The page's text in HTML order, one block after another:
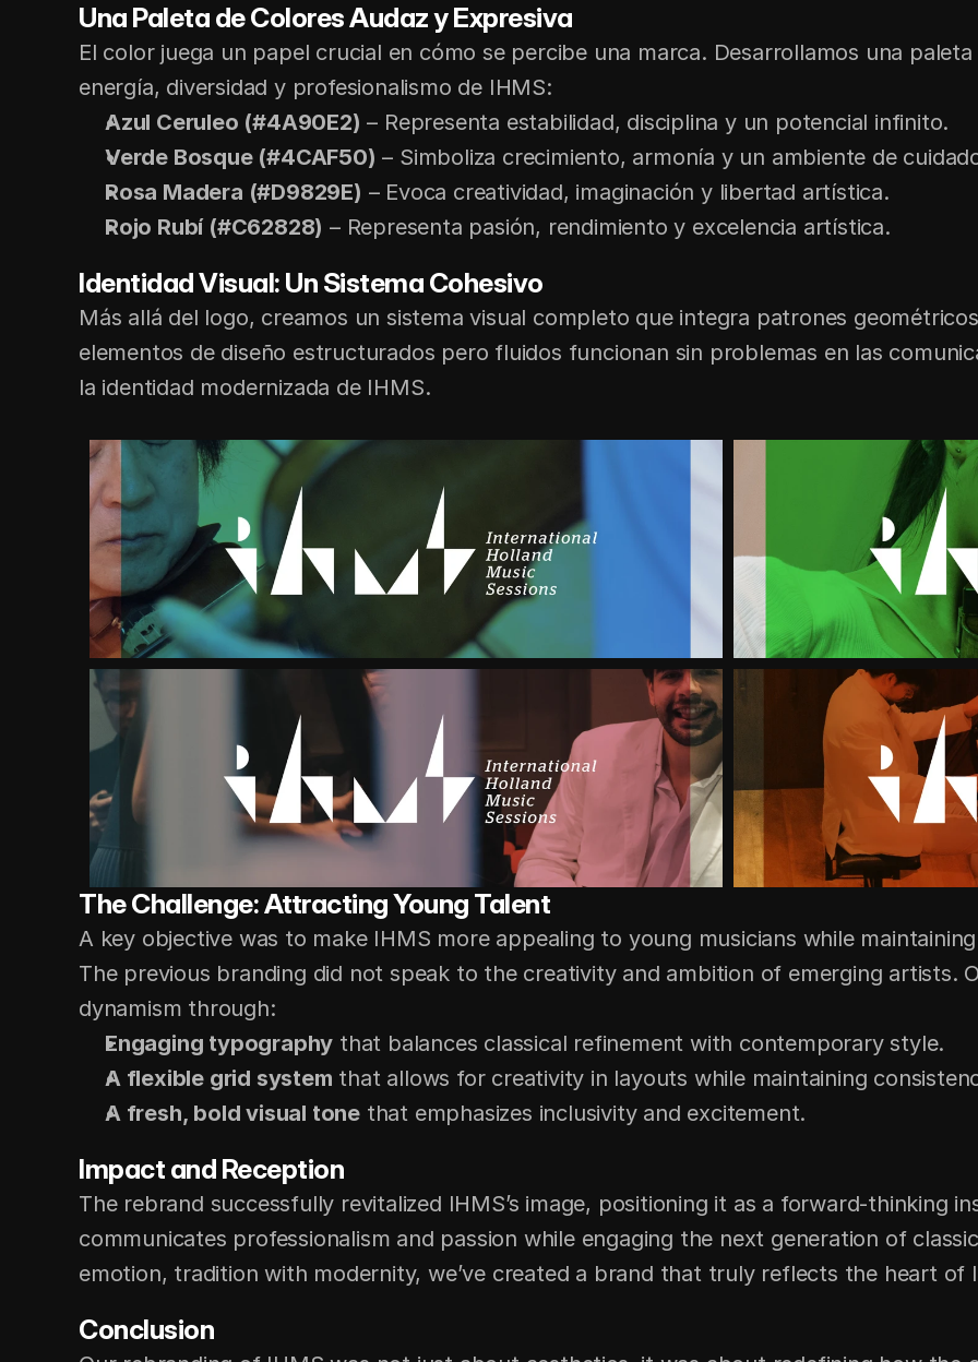
Una Paleta de Colores Audaz y Expresiva
El color juega un papel crucial en cómo se percibe una marca. Desarrollamos una
energía, diversidad y profesionalismo de IHMS:
Azul Ceruleo (#4A90E2) – Representa estabilidad, disciplina y un potencial infinito.
Verde Bosque (#4CAF50) – Simboliza crecimiento, armonía y un ambiente de
Rosa Madera (#D9829E) – Evoca creatividad, imaginación y libertad artística.
Rojo Rubí (#C62828) – Representa pasión, rendimiento y excelencia artística.
Identidad Visual: Un Sistema Cohesivo
Más allá del logo, creamos un sistema visual completo que integra patrones
elementos de diseño estructurados pero fluidos funcionan sin problemas en las
la identidad modernizada de IHMS.
The Challenge: Attracting Young Talent
A key objective was to make IHMS more appealing to young musicians while
The previous branding did not speak to the creativity and ambition of emerging artists.
dynamism through:
Engaging typography that balances classical refinement with contemporary style.
A flexible grid system that allows for creativity in layouts while maintaining
A fresh, bold visual tone that emphasizes inclusivity and excitement.
Impact and Reception
The rebrand successfully revitalized IHMS’s image, positioning it as a forward-thinking
communicates professionalism and passion while engaging the next generation of
emotion, tradition with modernity, we’ve created a brand that truly reflects the heart of
Conclusion